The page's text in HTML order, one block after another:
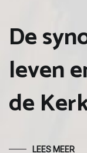
De
leven
de
LEES MEER